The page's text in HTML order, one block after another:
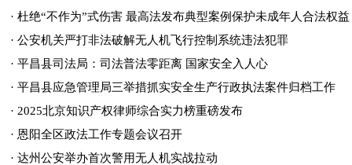
· 杜绝“不作为”式伤害 最高法发布典型案例保护未成年人合法权益
· 公安机关严打非法破解无人机飞行控制系统违法犯罪
· 平昌县司法局：司法普法零距离 国家安全入人心
· 平昌县应急管理局三举措抓实安全生产行政执法案件归档工作
· 2025北京知识产权律师综合实力榜重磅发布
· 恩阳全区政法工作专题会议召开
· 达州公安举办首次警用无人机实战拉动